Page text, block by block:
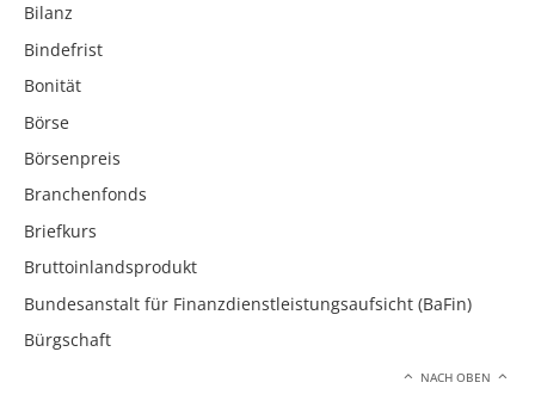
Bilanz
Bindefrist
Bonität
Börse
Börsenpreis
Branchenfonds
Briefkurs
Bruttoinlandsprodukt
Bundesanstalt für Finanzdienstleistungsaufsicht (BaFin)
Bürgschaft
NACH OBEN